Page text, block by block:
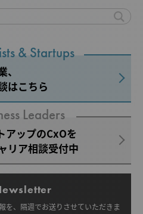
& Startups
はこちら
Leaders
アップのCxOを
リア相談受付中
を、 隔週でお送りさせていただきま